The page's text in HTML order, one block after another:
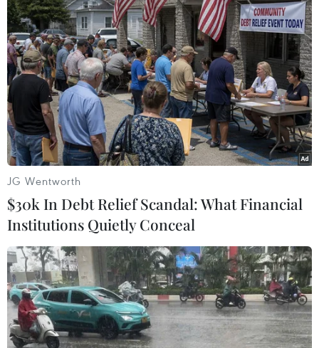
"Nghi lễ mùa Xuân"là một địa chỉ chính xác cho
những ai đang muốn đi tìm khaisinh cho âm
nhạc đương đại, bản nhạc đã trở thành một tác
phẩm nền tảng của nềnâm nhạc hiện đại.
Có người đã nói rằng, không khó để hình dung
niềm kinh ngạctrong một thế giới mà nền mỹ
học văn minh hóa đang cạn kiệt và hấp hối./.
Hoàng Tuấn (Vietnam+)
JG Wentworth
$30k In Debt Relief Scandal: What Financial
Institutions Quietly Conceal